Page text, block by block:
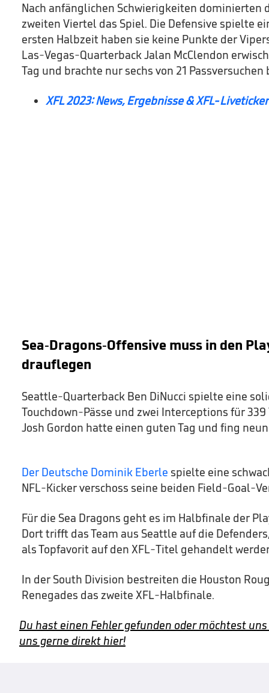
Nach anfänglichen Schwierigkeiten dominierten
zweiten Viertel das Spiel. Die Defensive spielte
ersten Halbzeit haben sie keine Punkte der
Las-Vegas-Quarterback Jalan McClendon
Tag und brachte nur sechs von 21
XFL 2023: News, Ergebnisse & XFL-
Sea-Dragons-Offensive muss in den
drauflegen
Seattle-Quarterback Ben DiNucci spielte eine
Touchdown-Pässe und zwei Interceptions für
Josh Gordon hatte einen guten Tag und fing neun
Der Deutsche Dominik Eberle spielte eine
NFL-Kicker verschoss seine beiden Field-Goal-
Für die Sea Dragons geht es im Halbfinale der
Dort trifft das Team aus Seattle auf die
als Topfavorit auf den XFL-Titel gehandelt
In der South Division bestreiten die Houston
Renegades das zweite XFL-Halbfinale.
Du hast einen Fehler gefunden oder möchtest uns
uns gerne direkt hier!